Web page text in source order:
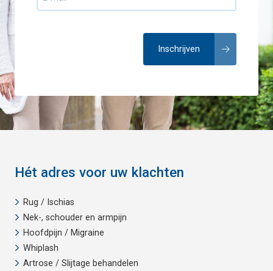
Hét adres voor uw klachten
Rug / Ischias
Nek-, schouder en armpijn
Hoofdpijn / Migraine
Whiplash
Artrose / Slijtage behandelen